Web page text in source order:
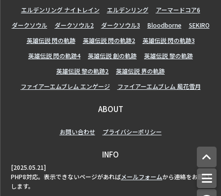
エルデンリング ナイトレイン エルデンリング
アーマードコア6
ダークソウル
ダークソウル2 ダークソウル3 Bloodborne
SEKIRO
英雄伝説 閃の軌跡
英雄伝説 閃の軌跡2
英雄伝説 閃の軌跡3
英雄伝説 閃の軌跡4
英雄伝説 創の軌跡
英雄伝説 黎の軌跡
英雄伝説 黎の軌跡2
英雄伝説 界の軌跡
ファイアーエムブレム エンゲージ
ファイアーエムブレム 風花雪月
ABOUT
お問い合わせ プライバシーポリシー
INFO
[2025.05.21]
PHP8対応。表示できないページがあればメールフォームから連絡をお願い
します。